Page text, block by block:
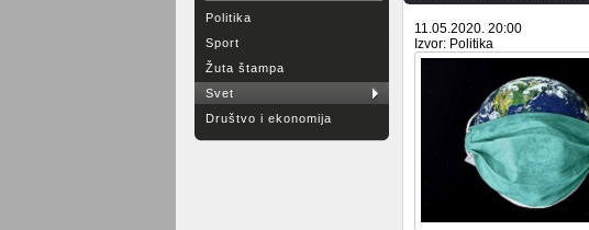
Politika
Sport
Žuta štampa
Svet
Društvo i ekonomija
11.05.2020. 20:00
Izvor: Politika